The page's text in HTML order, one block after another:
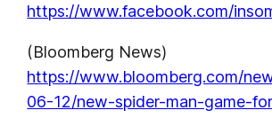
https://www.facebook.com/
(Bloomberg News)
https://www.bloomberg.com/
06-12/new-spider-man-game-